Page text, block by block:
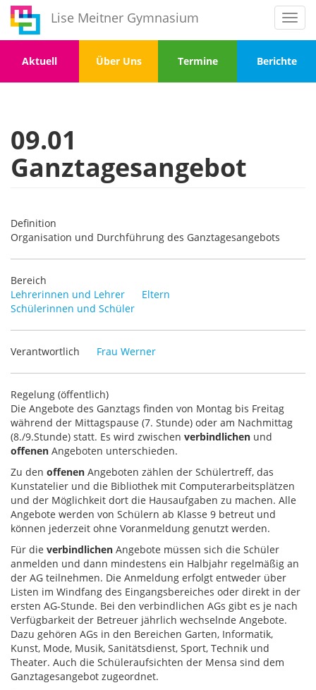
Direkt
zum
Inhalt
Lise Meitner Gymnasium
Menu
1
Aktuell
Menu
2
Über Uns
Menu
3
Termine
Menu
4
Berichte
09.01
Ganztagesangebot
Definition
Organisation und Durchführung des Ganztagesangebots
Bereich
Lehrerinnen und Lehrer
Eltern
Schülerinnen und Schüler
Verantwortlich Frau Werner
Regelung (öffentlich)
Die Angebote des Ganztags finden von Montag bis Freitag
während der Mittagspause (7. Stunde) oder am Nachmittag
(8./9.Stunde) statt. Es wird zwischen verbindlichen und
offenen Angeboten unterschieden.
Zu den offenen Angeboten zählen der Schülertreff, das
Kunstatelier und die Bibliothek mit Computerarbeitsplätzen
und der Möglichkeit dort die Hausaufgaben zu machen. Alle
Angebote werden von Schülern ab Klasse 9 betreut und
können jederzeit ohne Voranmeldung genutzt werden.
Für die verbindlichen Angebote müssen sich die Schüler
anmelden und dann mindestens ein Halbjahr regelmäßig an
der AG teilnehmen. Die Anmeldung erfolgt entweder über
Listen im Windfang des Eingangsbereiches oder direkt in der
ersten AG-Stunde. Bei den verbindlichen AGs gibt es je nach
Verfügbarkeit der Betreuer jährlich wechselnde Angebote.
Dazu gehören AGs in den Bereichen Garten, Informatik,
Kunst, Mode, Musik, Sanitätsdienst, Sport, Technik und
Theater. Auch die Schüleraufsichten der Mensa sind dem
Ganztagesangebot zugeordnet.